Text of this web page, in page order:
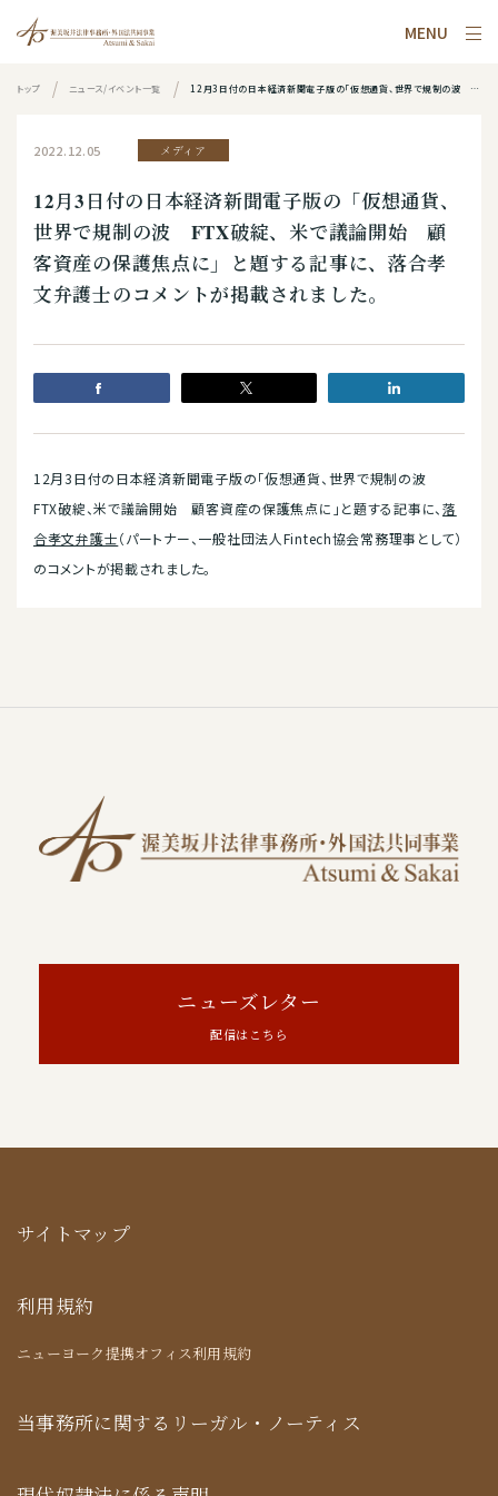
MENU
トップ ニュース/イベント一覧 12月3日付の日本経済新聞電子版の「仮想通貨、世界で規制の波 FTX破綻、米で議論開始 顧客資産の保護焦点に」と題する記事に、落合孝文弁護士のコメントが掲載されました。
2022.12.05 メディア
12月3日付の日本経済新聞電子版の「仮想通貨、
世界で規制の波 FTX破綻、米で議論開始 顧
客資産の保護焦点に」と題する記事に、落合孝
文弁護士のコメントが掲載されました。
12月3日付の日本経済新聞電子版の「仮想通貨、世界で規制の波
FTX破綻、米で議論開始 顧客資産の保護焦点に」と題する記事に、落
合孝文弁護士（パートナー、一般社団法人Fintech協会常務理事として）
のコメントが掲載されました。
ニューズレター
配信はこちら
サイトマップ
利用規約
ニューヨーク提携オフィス利用規約
当事務所に関するリーガル・ノーティス